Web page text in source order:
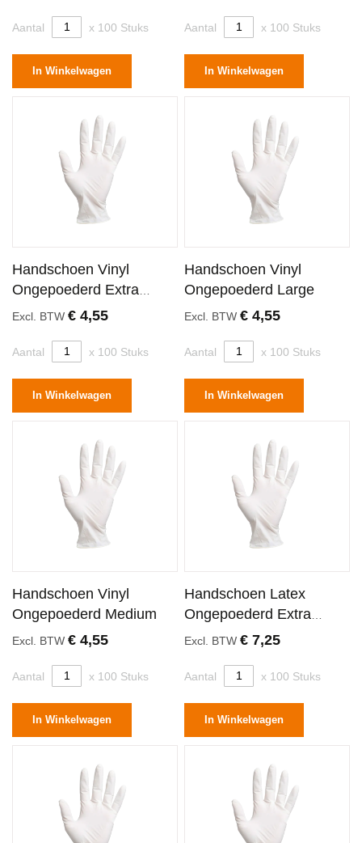
Aantal x 100 Stuks
In Winkelwagen
Aantal x 100 Stuks
In Winkelwagen
Handschoen Vinyl
Ongepoederd Extra
Large
Excl. BTW € 4,55
Aantal x 100 Stuks
In Winkelwagen
Handschoen Vinyl
Ongepoederd Large
Excl. BTW€ 4,55
Aantal x 100 Stuks
In Winkelwagen
Handschoen Vinyl
Ongepoederd Medium
Excl. BTW € 4,55
Aantal x 100 Stuks
In Winkelwagen
Handschoen Latex
Ongepoederd Extra
Large
Excl. BTW€ 7,25
Aantal x 100 Stuks
In Winkelwagen